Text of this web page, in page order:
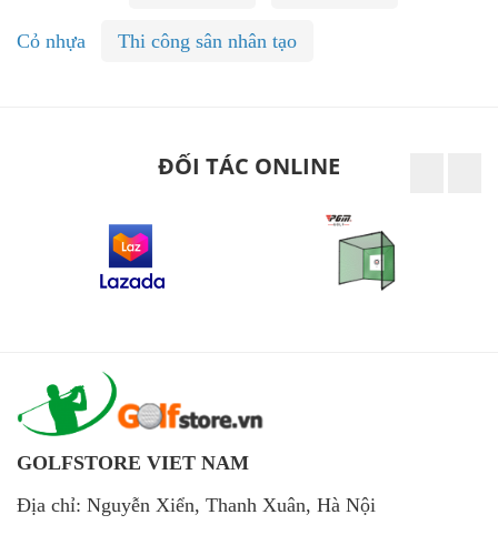
Cỏ nhựa Thi công sân nhân tạo
ĐỐI TÁC ONLINE
GOLFSTORE VIET NAM
Địa chỉ: Nguyễn Xiển, Thanh Xuân, Hà Nội